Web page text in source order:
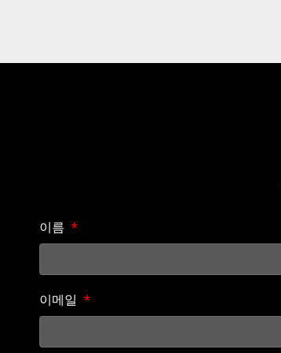
이름
이메일